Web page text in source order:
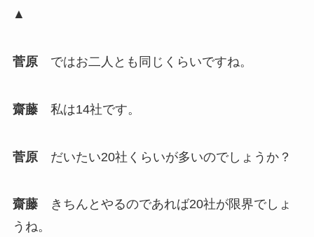
▲
菅原ではお二人とも同じくらいですね。
齋藤私は14社です。
菅原だいたい20社くらいが多いのでしょうか？
齋藤きちんとやるのであれば20社が限界でしょ
うね。